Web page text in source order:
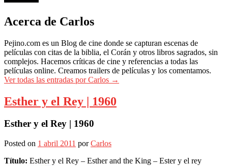
Acerca de Carlos
Pejino.com es un Blog de cine donde se capturan escenas de
películas con citas de la biblia, el Corán y otros libros sagrados, sin
complejos. Hacemos críticas de cine y referencias a todas las
películas online. Creamos trailers de películas y los comentamos.
Ver todas las entradas por Carlos →
Esther y el Rey | 1960
Esther y el Rey | 1960
Posted on 1 abril 2011 porCarlos
Título: Esther y el Rey – Esther and the King – Ester y el rey